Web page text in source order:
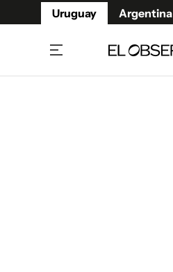
Uruguay Argentina